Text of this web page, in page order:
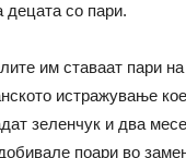
децата со пари.
им ставаат пари
истражување
зеленчук и два
поари во